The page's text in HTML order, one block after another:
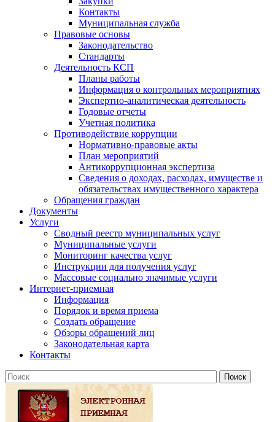
Контакты
Муниципальная служба
Правовые основы
Законодательство
Стандарты
Деятельность КСП
Планы работы
Информация о контрольных мероприятиях
Экспертно-аналитическая деятельность
Годовые отчеты
Учетная политика
Противодействие коррупции
Нормативно-правовые акты
План мероприятий
Антикоррупционная экспертиза
Сведения о доходах, расходах, имуществе и
обязательствах имущественного характера
Обращения граждан
Документы
Услуги
Сводный реестр муниципальных услуг
Муниципальные услуги
Мониторинг качества услуг
Инструкции для получения услуг
Массовые социально значимые услуги
Интернет-приемная
Информация
Порядок и время приема
Создать обращение
Обзоры обращений лиц
Законодательная карта
Контакты